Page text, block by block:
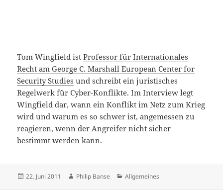
Tom Wingfield istProfessor für Internationales
Recht am George C. Marshall European Center for
Security Studies und schreibt ein juristisches
Regelwerk für Cyber-Konflikte. Im Interview legt
Wingfield dar, wann ein Konflikt im Netz zum Krieg
wird und warum es so schwer ist, angemessen zu
reagieren, wenn der Angreifer nicht sicher
bestimmt werden kann.
Veröffentlicht
22. Juni 2011 Autor
Philip Banse Kategorien
Allgemeines